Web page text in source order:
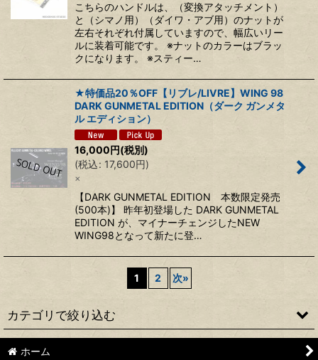
こちらのハンドルは、（変換アタッチメント）
と（シマノ用）（ダイワ・アブ用）のナットが
左右それぞれ付属していますので、幅広いリー
ルに装着可能です。 ※ナットのカラーはブラッ
クになります。 ※スティー…
★特価品20％OFF【リブレ/LIVRE】WING 98
DARK GUNMETAL EDITION（ダーク ガンメタ
ル エディション）
16,000円(税別)
(税込: 17,600円)
×
【DARK GUNMETAL EDITION 本数限定発売
(500本)】 昨年初登場した DARK GUNMETAL
EDITION が、マイナーチェンジしたNEW
WING98となって新たに登…
1 2 次»
カテゴリで絞り込む
Availホーム